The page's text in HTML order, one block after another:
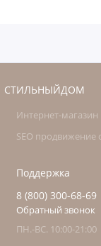
СТИЛЬНЫЙДОМ
Интернет-
SEO продвижение
Поддержка
8 (800) 300-68-69
Обратный звонок
ПН.-ВС. 10:00-21:00